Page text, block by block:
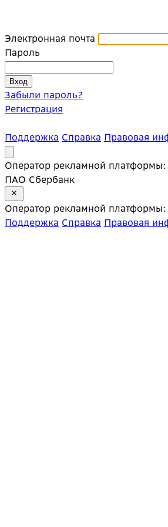
Электронная почта
Пароль
Забыли пароль?
Регистрация
Поддержка Справка Правовая
Оператор рекламной
ПАО Сбербанк
Оператор рекламной
Поддержка Справка Правовая